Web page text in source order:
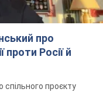
про
проти Росії й
проєкту